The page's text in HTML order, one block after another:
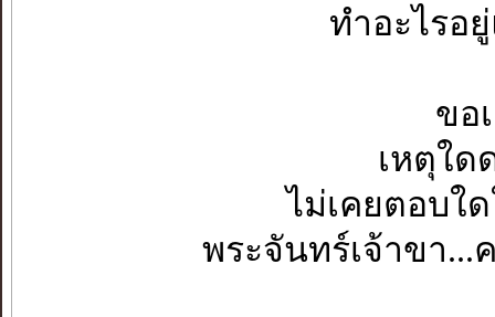
ทำอะไรอ
ขอ
เหตุใด
ไม่เคยตอบใ
พระจันทร์เจ้าขา